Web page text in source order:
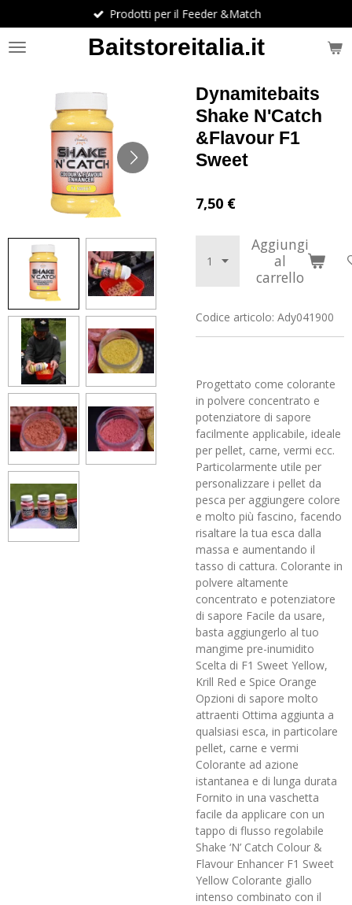
al
contenuto
Baitstoreitalia.it
Prodotti per il Feeder &Match
Dynamitebaits
Shake N'Catch
&Flavour F1
Sweet
7,50 €
Aggiungi
al
carrello
Codice articolo: Ady041900
Progettato come colorante
in polvere concentrato e
potenziatore di sapore
facilmente applicabile, ideale
per pellet, carne, vermi ecc.
Particolarmente utile per
personalizzare i pellet da
pesca per aggiungere colore
e molto più fascino, facendo
risaltare la tua esca dalla
massa e aumentando il
tasso di cattura. Colorante in
polvere altamente
concentrato e potenziatore
di sapore Facile da usare,
basta aggiungerlo al tuo
mangime pre-inumidito
Scelta di F1 Sweet Yellow,
Krill Red e Spice Orange
Opzioni di sapore molto
attraenti Ottima aggiunta a
qualsiasi esca, in particolare
pellet, carne e vermi
Colorante ad azione
istantanea e di lunga durata
Fornito in una vaschetta
facile da applicare con un
tappo di flusso regolabile
Shake ‘N’ Catch Colour &
Flavour Enhancer F1 Sweet
Yellow Colorante giallo
intenso combinato con il